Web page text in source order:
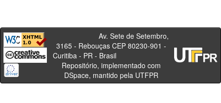
Av. Sete de Setembro,
3165 - Rebouças CEP 80230-901 -
Curitiba - PR - Brasil
Repositório, implementado com
DSpace, mantido pela UTFPR